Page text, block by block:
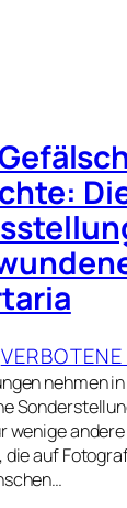
nehmen
wenige
die auf